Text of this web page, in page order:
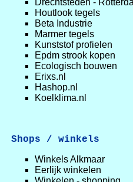
Drechtsteden -
Houtlook tegels
Beta Industrie
Marmer tegels
Kunststof profielen
Epdm strook kopen
Ecologisch bouwen
Erixs.nl
Hashop.nl
Koelklima.nl
Shops / winkels
Winkels Alkmaar
Eerlijk winkelen